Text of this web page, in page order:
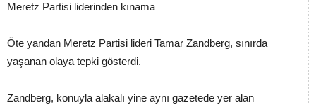
Meretz Partisi liderinden kınama
Öte yandan Meretz Partisi lideri Tamar Zandberg, sınırda
yaşanan olaya tepki gösterdi.
Zandberg, konuyla alakalı yine aynı gazetede yer alan